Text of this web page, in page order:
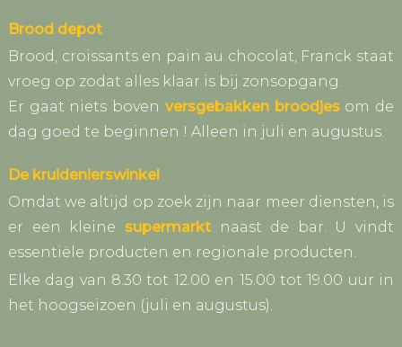
Brood depot
Brood, croissants en pain au chocolat, Franck staat
vroeg op zodat alles klaar is bij zonsopgang.
Er gaat niets boven versgebakken broodjes om de
dag goed te beginnen ! Alleen in juli en augustus.
De kruidenierswinkel
Omdat we altijd op zoek zijn naar meer diensten, is
er een kleine supermarkt
naast de bar. U vindt
essentiële producten en regionale producten.
Elke dag van 8.30 tot 12.00 en 15.00 tot 19.00 uur in
het hoogseizoen (juli en augustus).